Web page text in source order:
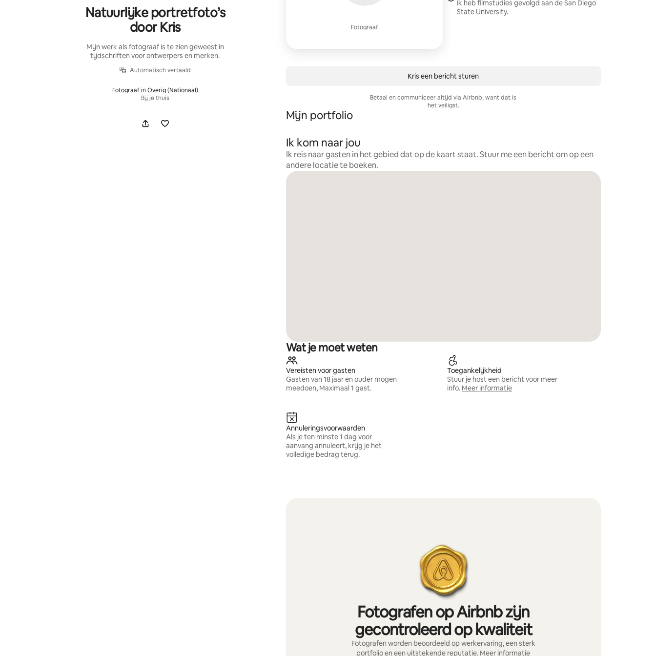
Natuurlijke portretfoto’s
door Kris
Mijn werk als fotograaf is te zien geweest in
tijdschriften voor ontwerpers en merken.
Automatisch vertaald
Fotograaf in Overig (Nationaal)
Bij je thuis
Fotograaf
Ik heb filmstudies gevolgd aan de San Diego
State University.
Kris een bericht sturen
Betaal en communiceer altijd via Airbnb, want dat is
het veiligst.
Mijn portfolio
Ik kom naar jou
Ik reis naar gasten in het gebied dat op de kaart staat. Stuur me een bericht om op een
andere locatie te boeken.
Wat je moet weten
Vereisten voor gasten
Gasten van 18 jaar en ouder mogen
meedoen, Maximaal 1 gast.
Toegankelijkheid
Stuur je host een bericht voor meer
info. Meer informatie
Annuleringsvoorwaarden
Als je ten minste 1 dag voor
aanvang annuleert, krijg je het
volledige bedrag terug.
Fotografen op Airbnb zijn
gecontroleerd op kwaliteit
Fotografen worden beoordeeld op werkervaring, een sterk
portfolio en een uitstekende reputatie. Meer informatie